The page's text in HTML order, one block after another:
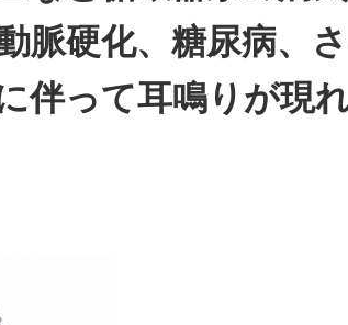
脈硬化、糖尿病、
伴って耳鳴りが現